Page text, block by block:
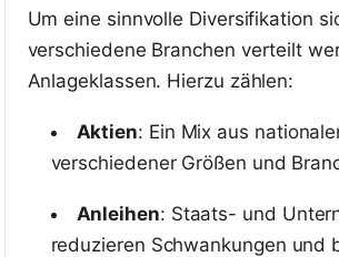
Um eine sinnvolle Diversifikation
verschiedene Branchen verteilt
Anlageklassen. Hierzu zählen:
Aktien: Ein Mix aus
verschiedener Größen und
Anleihen: Staats- und
reduzieren Schwankungen und